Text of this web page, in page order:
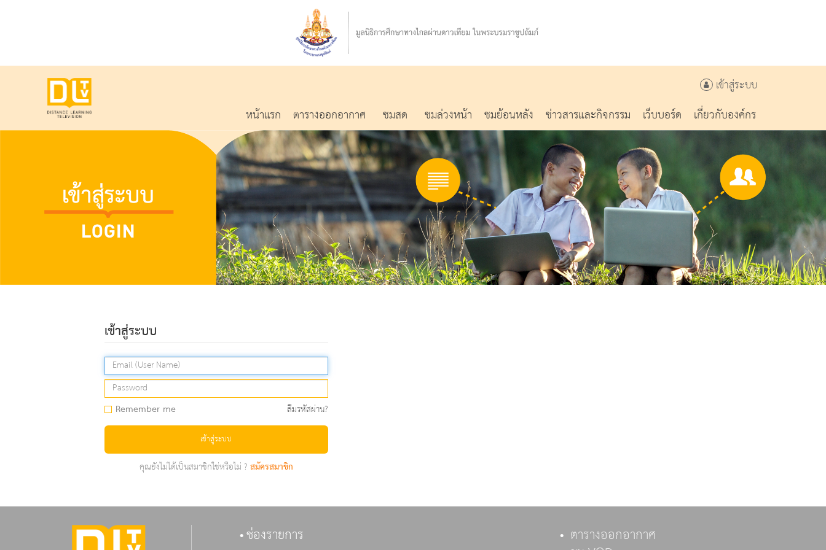
เข้าสู่ระบบ
หน้าแรก ตารางออกอากาศ ชมสด ชมล่วงหน้า ชมย้อนหลัง ข่าวสารและกิจกรรม เว็บบอร์ด เกี่ยวกับองค์กร
เข้าสู่ระบบ
Remember me ลืมรหัสผ่าน?
เข้าสู่ระบบ
คุณยังไม่ได้เป็นสมาชิกใช่หรือไม่ ?สมัครสมาชิก
ช่องรายการ ตารางออกอากาศ